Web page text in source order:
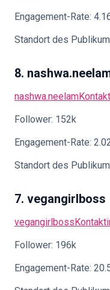
Engagement-Rate:
Standort des
8.
nashwa.neelam
Follower: 152k
Engagement-Rate:
Standort des
7. vegangirlboss
vegangirlboss
Follower: 196k
Engagement-Rate: